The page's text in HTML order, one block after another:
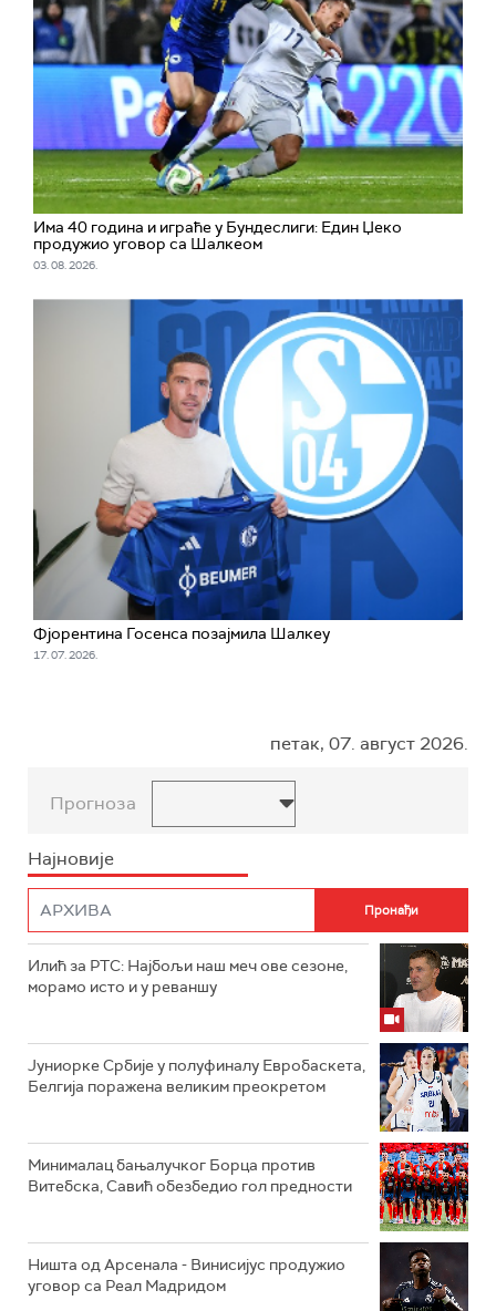
Има 40 година и играће у Бундеслиги: Един Џеко
продужио уговор са Шалкеом
03. 08. 2026.
Фјорентина Госенса позајмила Шалкеу
17. 07. 2026.
петак, 07. август 2026.
Прогноза
Најновије
Илић за РТС: Најбољи наш меч ове сезоне,
морамо исто и у реваншу
Јуниорке Србије у полуфиналу Евробаскета,
Белгија поражена великим преокретом
Минималац бањалучког Борца против
Витебска, Савић обезбедио гол предности
Ништа од Арсенала - Винисијус продужио
уговор са Реал Мадридом